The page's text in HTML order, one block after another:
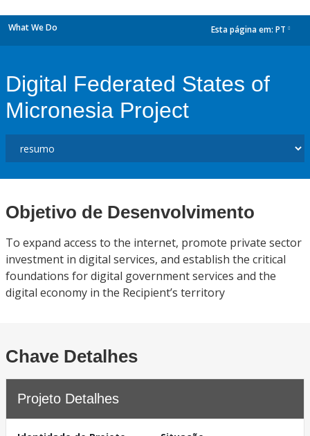
What We Do Esta página em: PT
Digital Federated States of
Micronesia Project
Objetivo de Desenvolvimento
To expand access to the internet, promote private sector
investment in digital services, and establish the critical
foundations for digital government services and the
digital economy in the Recipient’s territory
Chave Detalhes
Projeto Detalhes